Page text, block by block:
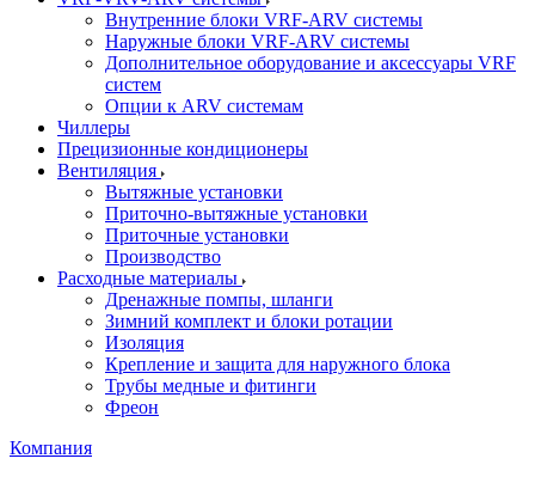
Внутренние блоки VRF-ARV системы
Наружные блоки VRF-ARV системы
Дополнительное оборудование и аксессуары VRF
систем
Опции к ARV системам
Чиллеры
Прецизионные кондиционеры
Вентиляция
Вытяжные установки
Приточно-вытяжные установки
Приточные установки
Производство
Расходные материалы
Дренажные помпы, шланги
Зимний комплект и блоки ротации
Изоляция
Крепление и защита для наружного блока
Трубы медные и фитинги
Фреон
Компания